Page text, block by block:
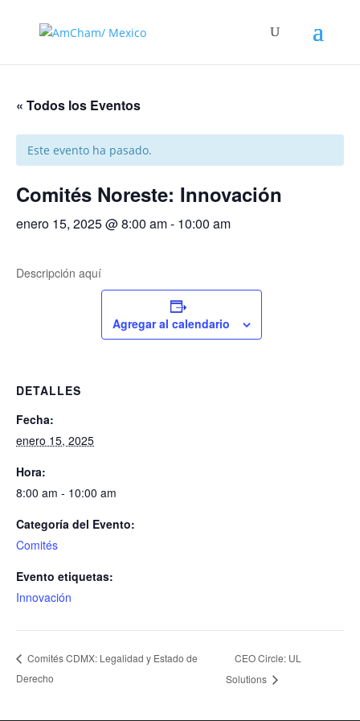
« Todos los Eventos
Este evento ha pasado.
Comités Noreste: Innovación
enero 15, 2025 @ 8:00 am- 10:00 am
Descripción aquí
Agregar al calendario
DETALLES
Fecha:
enero 15, 2025
Hora:
8:00 am - 10:00 am
Categoría del Evento:
Comités
Evento etiquetas:
Innovación
Comités CDMX: Legalidad y Estado de
Derecho
CEO Circle: UL
Solutions